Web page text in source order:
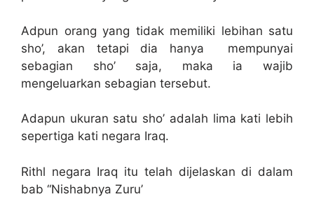
Adpun orang yang tidak memiliki lebihan satu
sho’, akan tetapi dia hanya mempunyai
sebagian sho’ saja, maka ia wajib
mengeluarkan sebagian tersebut.
Adapun ukuran satu sho’ adalah lima kati lebih
sepertiga kati negara Iraq.
Rithl negara Iraq itu telah dijelaskan di dalam
bab “Nishabnya Zuru’